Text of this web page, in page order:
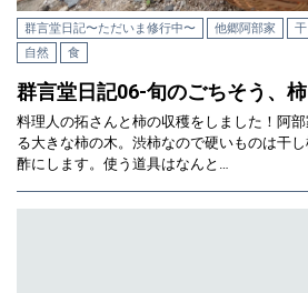
群言堂日記〜ただいま修行中〜 他郷阿部家
自然
食
群言堂日記06-旬のごちそう、柿
料理人の拓さんと柿の収穫をしました！阿
る大きな柿の木。渋柿なので硬いものは干
酢にします。使う道具はなんと…